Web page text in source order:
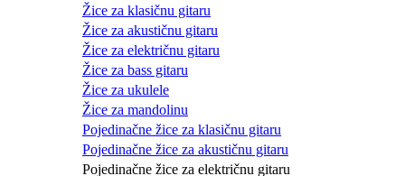
Žice za klasičnu gitaru
Žice za akustičnu gitaru
Žice za električnu gitaru
Žice za bass gitaru
Žice za ukulele
Žice za mandolinu
Pojedinačne žice za klasičnu gitaru
Pojedinačne žice za akustičnu gitaru
Pojedinačne žice za električnu gitaru